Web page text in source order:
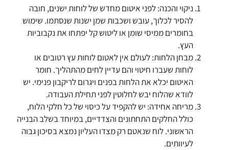
ניקוי והכנה: לפני איטום מחדש של לוחות ישנים, חובה
להסיר לכלוך, עובש ושכבות שמן ישנות שנסתמו. שימוש
בחומרים ממיסי שומן או ליטוש קל יפתחו את נקבוביות
העץ.
מבחן הלחות: לעולם אין לאטום לוחות עץ רטובים או
לוחות שעברו חיטוי והם עדיין לחים מהתהליך. חומר
האיטום יכלא את הלחות בפנים ויגרום לריקבון פנימי. יש
לוודא שהלוח יבש לחלוטין לפני תחילת העבודה.
מריחה אחידה: יש להקפיד על כיסוי של כל חלקי הלוח,
כולל החלקים התחתונים והצדדיים, במיוחד בשלב הבנייה
הראשוני. לוח שנאטם רק מצדו העליון נמצא בסיכון גבוה
לעיוותים.